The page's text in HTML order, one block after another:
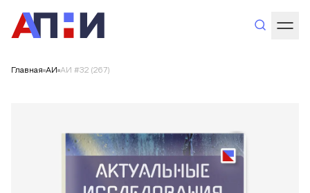
Главная АИ АИ #32 (267)